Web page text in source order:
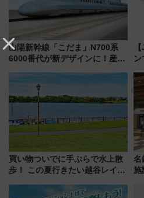
山陽新幹線「こだま」N700系
6000番代が新デザインに！産学
用は今冬から
今
買い物ついでに手ぶらで水上散
歩！ この夏行きたい越谷レイク
ア「LAKESIDE PARK」（埼玉
名
施